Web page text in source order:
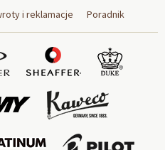
i reklamacje Poradnik